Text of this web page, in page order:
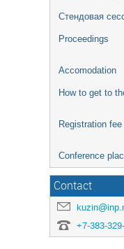
Стендовая
Proceedings
Accomodation
How to get to
Registration fee
Conference
Contact
+7-383-